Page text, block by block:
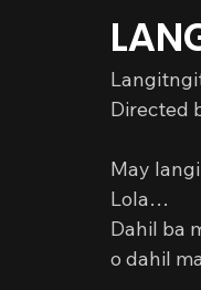
Directed
May
Lola…
Dahil ba
o dahil